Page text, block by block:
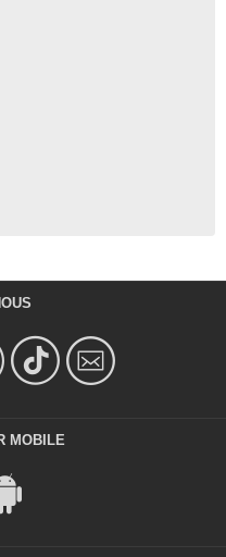
MOBILE